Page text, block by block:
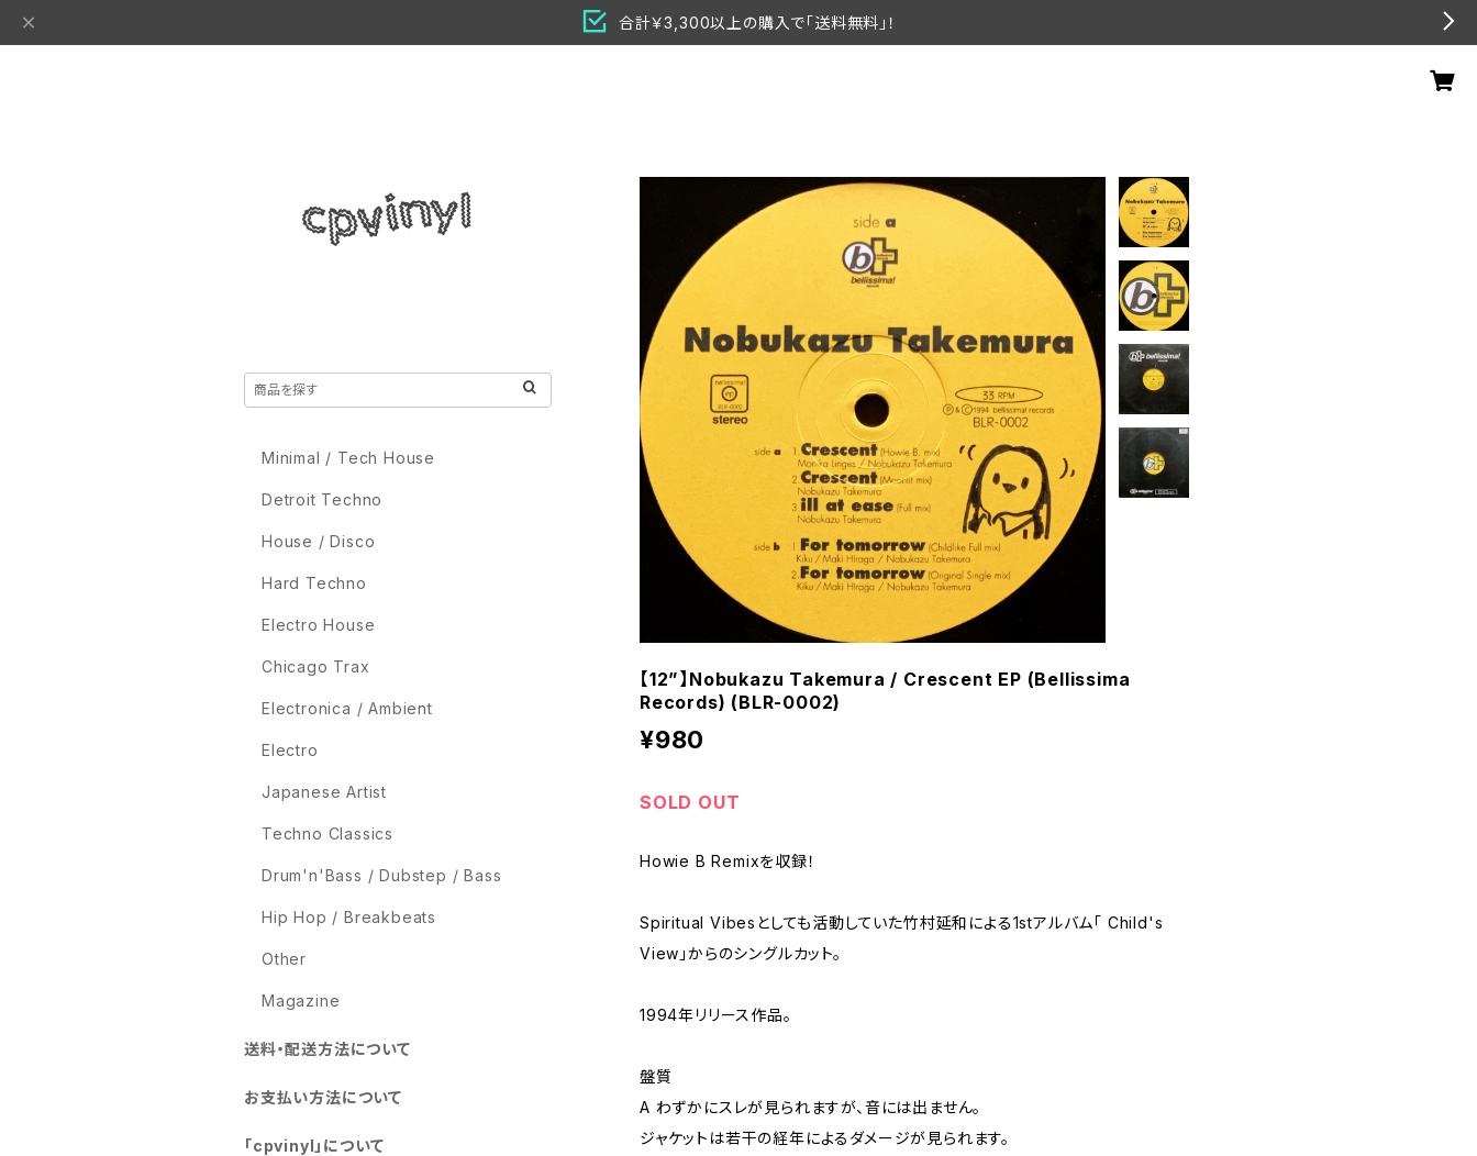
合計￥3,300以上の購入で「送料無料」！
【12”】Nobukazu Takemura / Crescent EP (Bellissima
Records) (BLR-0002)
¥980
SOLD OUT
Howie B Remixを収録！
Spiritual Vibesとしても活動していた竹村延和による1stアルバム「 Child's
View」からのシングルカット。
1994年リリース作品。
盤質
A わずかにスレが見られますが、音には出ません。
ジャケットは若干の経年によるダメージが見られます。
Minimal / Tech House
Detroit Techno
House / Disco
Hard Techno
Electro House
Chicago Trax
Electronica / Ambient
Electro
Japanese Artist
Techno Classics
Drum'n'Bass / Dubstep / Bass
Hip Hop / Breakbeats
Other
Magazine
送料・配送方法について
お支払い方法について
「cpvinyl」について